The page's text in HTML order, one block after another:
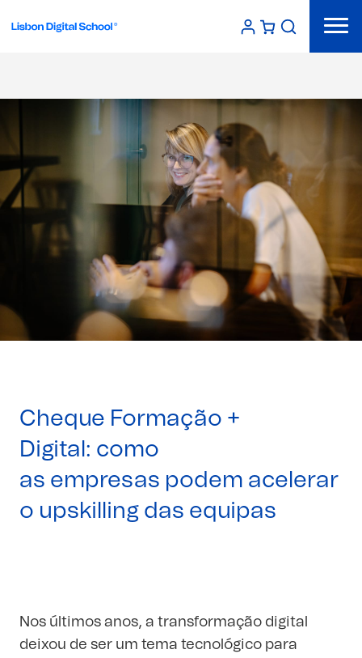
Cheque Formação +
Digital: como
as empresas podem acelerar
o upskilling das equipas
Nos últimos anos, a transformação digital
deixou de ser um tema tecnológico para